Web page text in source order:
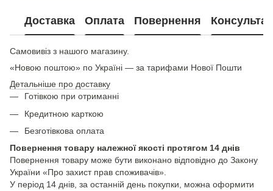
Доставка Оплата Повернення
Самовивіз з нашого магазину.
«Новою поштою» по Україні — за тарифами Нової Пошти
Детальніше про доставку
Готівкою при отриманні
Кредитною карткою
Безготівкова оплата
Повернення товару належної якості протягом 14 днів
Повернення товару може бути виконано відповідно до Закону
України «Про захист прав споживачів».
У період 14 днів, за останній день покупки, можна оформити